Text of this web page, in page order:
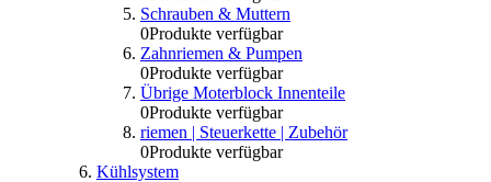
Schrauben & Muttern
0Produkte verfügbar
Zahnriemen & Pumpen
0Produkte verfügbar
Übrige Moterblock Innenteile
0Produkte verfügbar
riemen | Steuerkette | Zubehör
0Produkte verfügbar
Kühlsystem